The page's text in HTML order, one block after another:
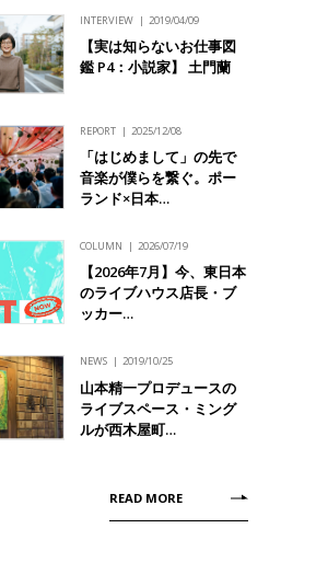
INTERVIEW 2019/04/09
【実は知らないお仕事図
鑑 P4：小説家】 土門蘭
REPORT 2025/12/08
「はじめまして」の先で
音楽が僕らを繋ぐ。ポー
ランド×日本…
COLUMN 2026/07/19
【2026年7月】今、東日本
のライブハウス店長・ブ
ッカー…
NEWS 2019/10/25
山本精一プロデュースの
ライブスペース・ミング
ルが西木屋町…
READ MORE